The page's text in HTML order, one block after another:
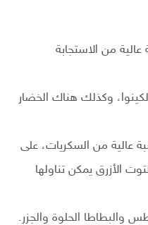
من الاستجابة
وكذلك هناك الخضار
عالية من السكريات، على
الأزرق يمكن تناولها
والبطاطا الحلوة والجزر.